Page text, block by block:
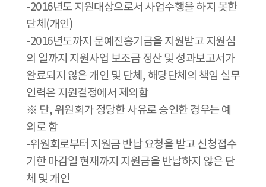
-2016년도 지원대상으로서 사업수행을 하지 못한
단체(개인)
-2016년도까지 문예진흥기금을 지원받고 지원심
의 일까지 지원사업 보조금 정산 및 성과보고서가
완료되지 않은 개인 및 단체, 해당단체의 책임 실무
인력은 지원결정에서 제외함
※ 단, 위원회가 정당한 사유로 승인한 경우는 예
외로 함
-위원회로부터 지원금 반납 요청을 받고 신청접수
기한 마감일 현재까지 지원금을 반납하지 않은 단
체 및 개인